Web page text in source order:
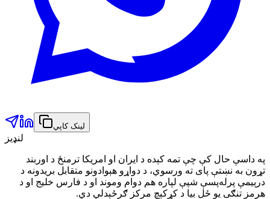
لینک کاپي
لنډیز
په داسې حال کې چې تمه کېده د ایران او امریکا ترمنځ د اوربند
تړون به نښتې پای ته ورسوي، د دواړو هېوادونو متقابل بریدونه د
درېیمې پرله‌پسې شپې لپاره هم دوام وموند او د فارس خلیج او د
هرمز تنګی یو ځل بیا د کړکېچ مرکز ګرځېدلي دي.